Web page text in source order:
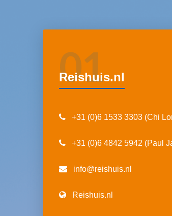
01
Reishuis.nl
+31 (0)6 1533 3303 (Chi
+31 (0)6 4842 5942 (Paul
info@reishuis.nl
Reishuis.nl